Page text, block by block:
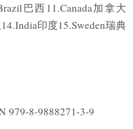
巴西11.Canada加拿大
印度15.Sweden瑞典
979-8-9888271-3-9